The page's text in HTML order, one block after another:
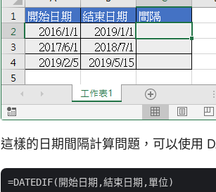
這樣的日期間隔計算問題，可以使用